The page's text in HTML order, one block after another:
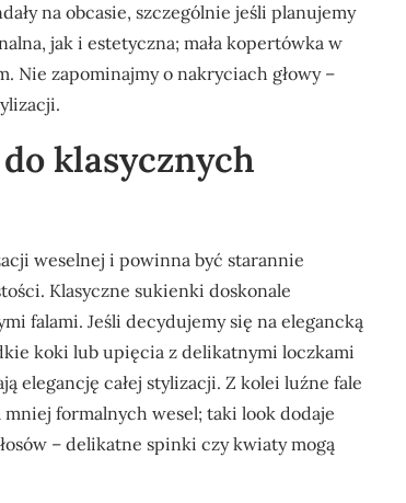
na obcasie, szczególnie jeśli planujemy
jak i estetyczna; mała kopertówka w
Nie zapominajmy o nakryciach głowy –
klasycznych
weselnej i powinna być starannie
Klasyczne sukienki doskonale
falami. Jeśli decydujemy się na elegancką
koki lub upięcia z delikatnymi loczkami
elegancję całej stylizacji. Z kolei luźne fale
formalnych wesel; taki look dodaje
– delikatne spinki czy kwiaty mogą